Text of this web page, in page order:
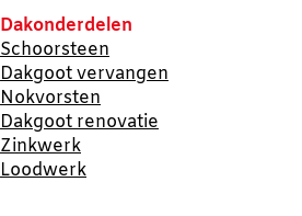
Dakonderdelen
Schoorsteen
Dakgoot vervangen
Nokvorsten
Dakgoot renovatie
Zinkwerk
Loodwerk